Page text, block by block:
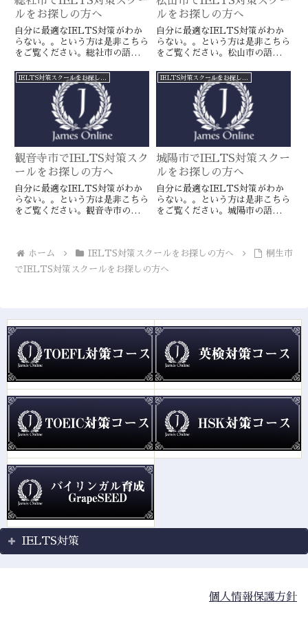
ルをお探しの方へ
自分に最適なIELTS対策がわか
らない。。という方は是非こちら
をご覧ください。総社市の語学ス
ラインのIELTS対策ならより確
実に目標達成が近づきます。海外
留学や移住をお考えの方や国内大
学受験を有利に進めたい方に是
ルをお探しの方へ
自分に最適なIELTS対策がわか
らない。。という方は是非こちら
をご覧ください。松山市の語学ス
ラインのIELTS対策ならより確
実に目標達成が近づきます。海外
留学や移住をお考えの方や国内大
学受験を有利に進めたい方に是
IELTS対策スクールをお探しの方へ
観音寺市でIELTS対策スク
ールをお探しの方へ
自分に最適なIELTS対策がわか
らない。。という方は是非こちら
をご覧ください。観音寺市の語学
外留学や移住をお考えの方や国内
大学受験を有利に進めたい方に是
IELTS対策スクールをお探しの方へ
城陽市でIELTS対策スクー
ルをお探しの方へ
自分に最適なIELTS対策がわか
らない。。という方は是非こちら
をご覧ください。城陽市の語学ス
留学や移住をお考えの方や国内大
学受験を有利に進めたい方に是
ホーム IELTS対策スクールをお探しの方へ
桐生市
でIELTS対策スクールをお探しの方へ
IELTS対策
個人情報保護方針